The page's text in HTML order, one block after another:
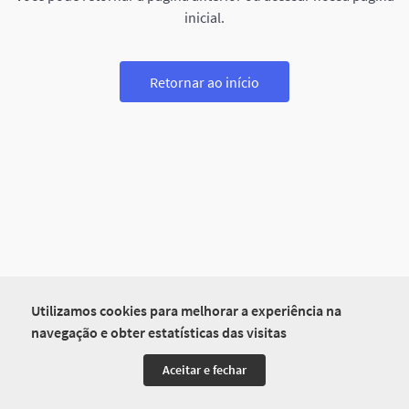
Utilizamos cookies para melhorar a experiência na
navegação e obter estatísticas das visitas
Aceitar e fechar
inicial.
Retornar ao início